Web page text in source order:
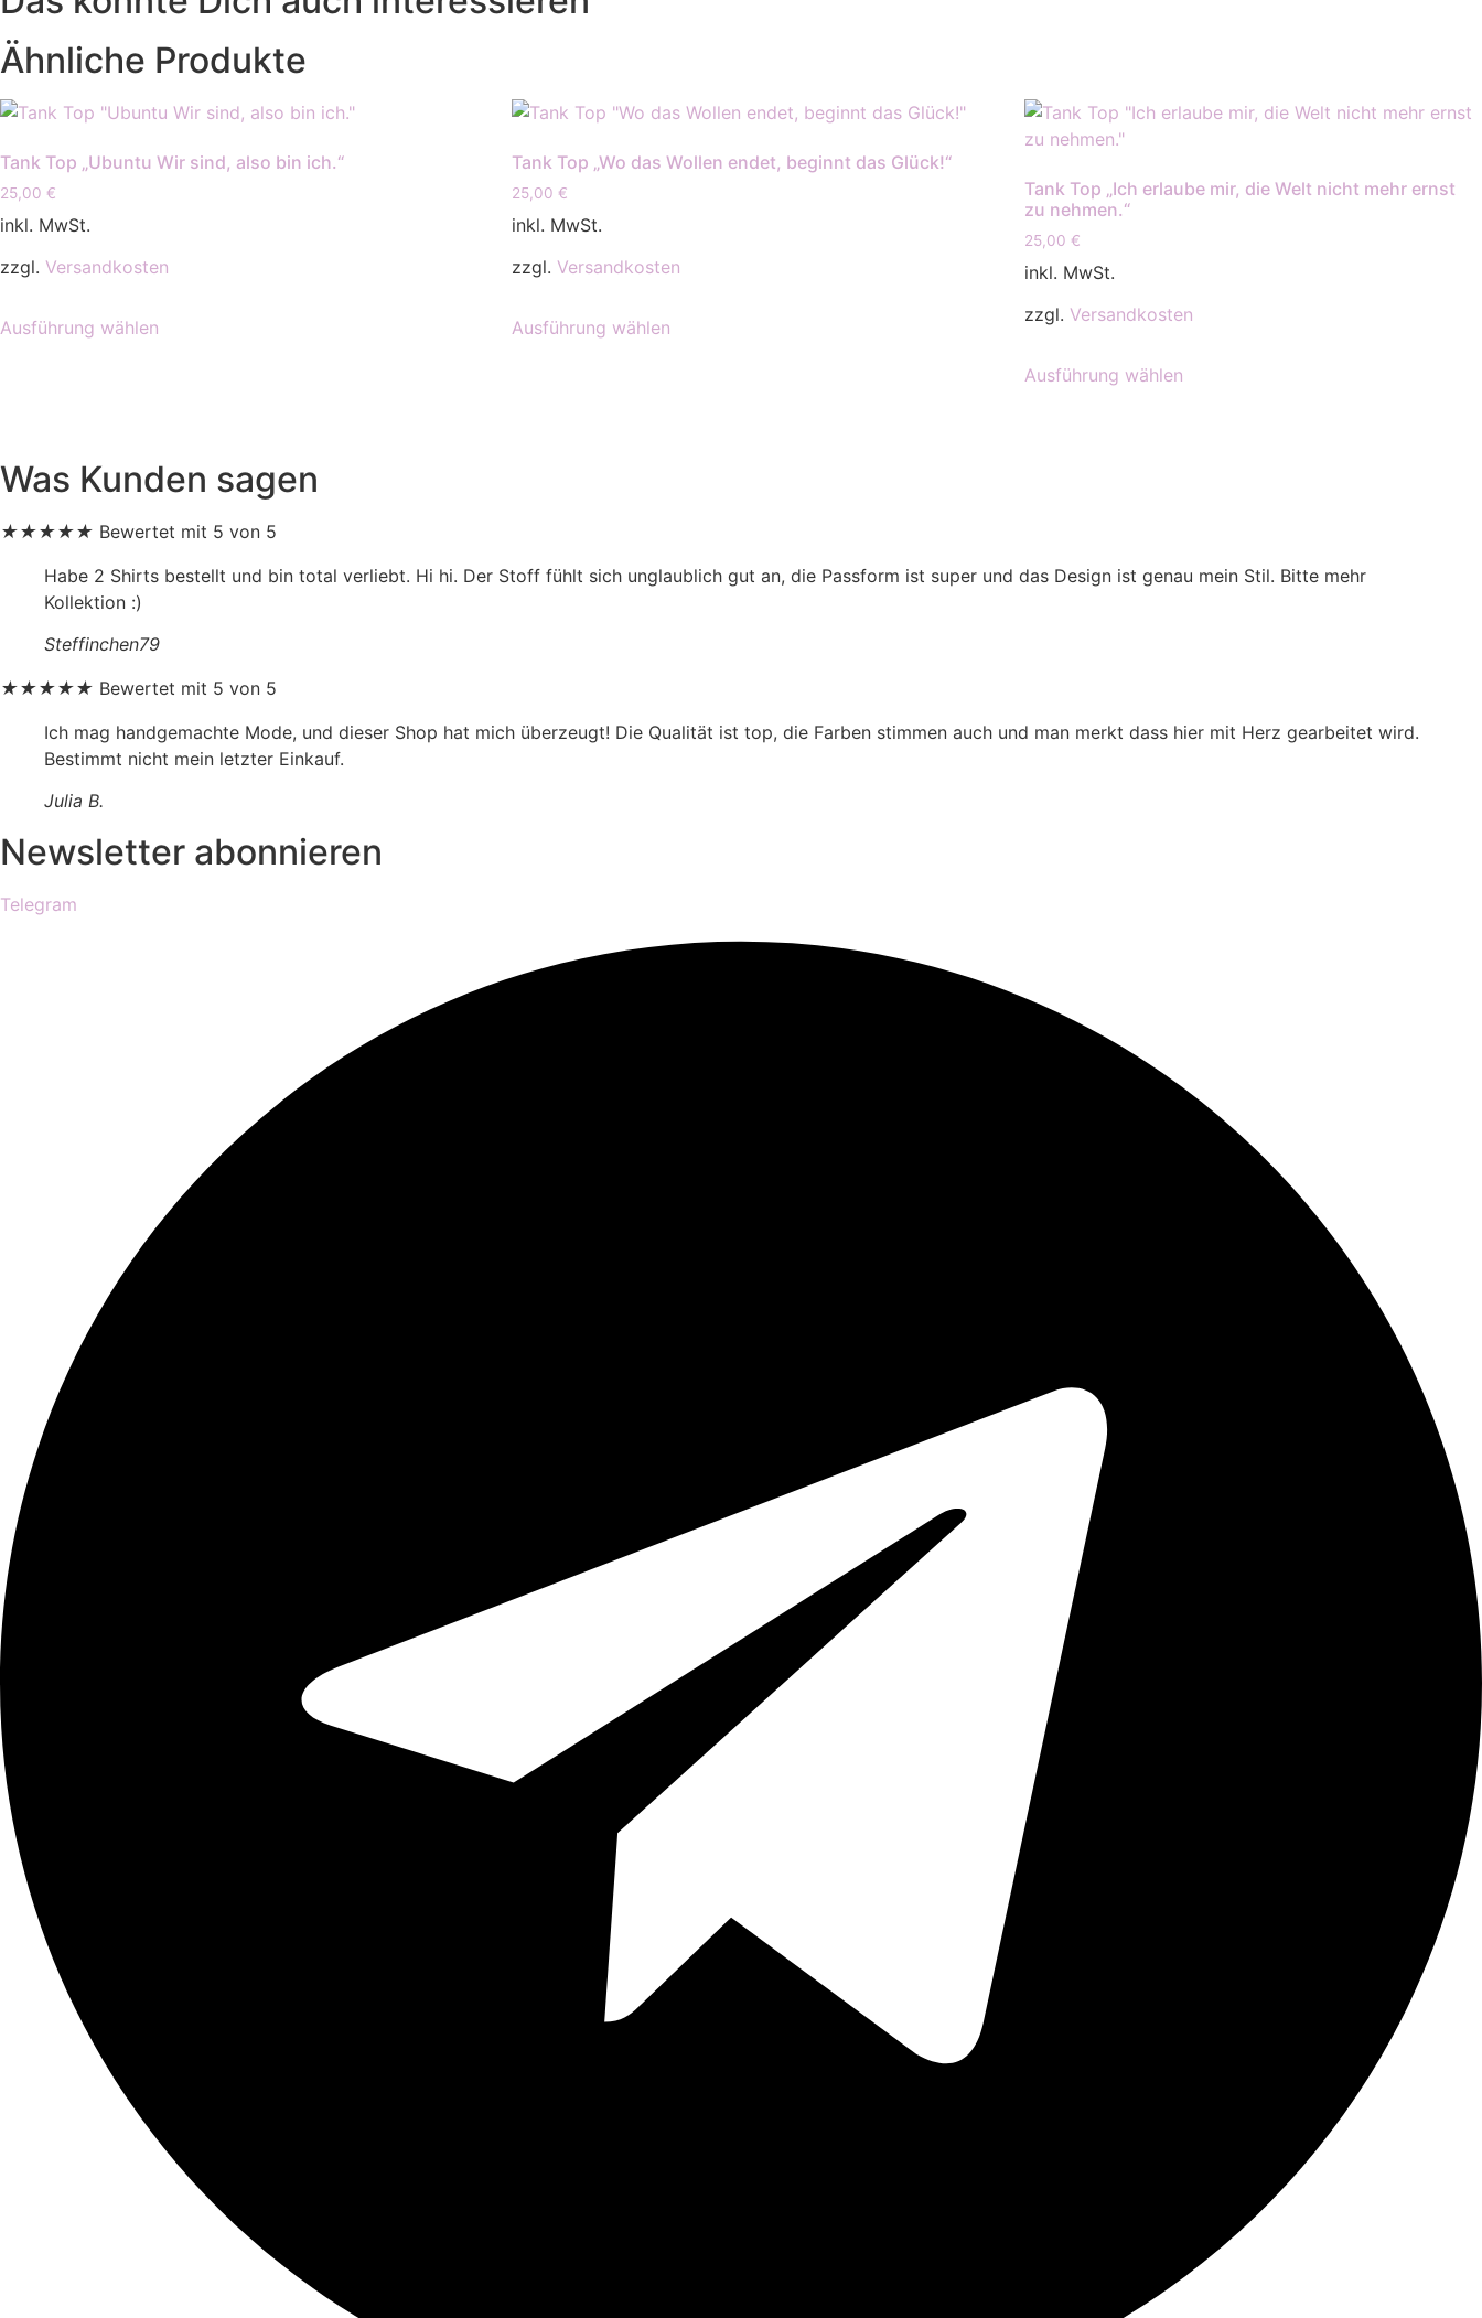
Ähnliche Produkte
Tank Top „Ubuntu Wir sind, also bin ich.“
25,00 €
inkl. MwSt.
zzgl. Versandkosten
Ausführung wählen
Die
Optionen
können
auf
der
werden
Tank Top „Wo das Wollen endet, beginnt das Glück!“
25,00€
inkl. MwSt.
zzgl.Versandkosten
Ausführung wählen
der
Tank Top „Ich erlaube mir, die Welt nicht mehr ernst
zu nehmen.“
25,00 €
inkl. MwSt.
zzgl. Versandkosten
Ausführung wählenProdukt
können
Was Kunden sagen
★★★★★ Bewertet mit 5 von 5
Habe 2 Shirts bestellt und bin total verliebt. Hi hi. Der Stoff fühlt sich unglaublich gut an, die Passform ist super und das Design ist genau mein Stil. Bitte mehr
Kollektion :)
Steffinchen79
★★★★★ Bewertet mit 5 von 5
Ich mag handgemachte Mode, und dieser Shop hat mich überzeugt! Die Qualität ist top, die Farben stimmen auch und man merkt dass hier mit Herz gearbeitet wird.
Bestimmt nicht mein letzter Einkauf.
Julia B.
Newsletter abonnieren
Telegram